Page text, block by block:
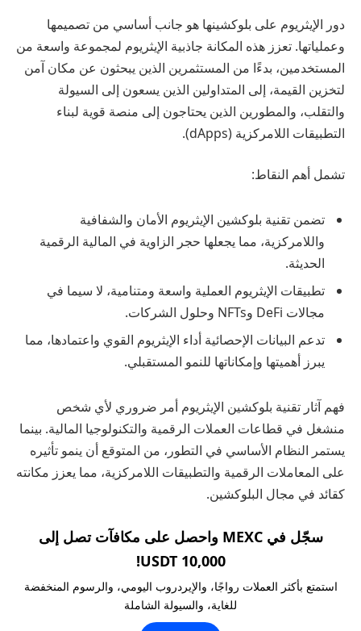
دور الإيثريوم على بلوكشينها هو جانب أساسي من تصميمها
وعملياتها. تعزز هذه المكانة جاذبية الإيثريوم لمجموعة واسعة من
المستخدمين، بدءًا من المستثمرين الذين يبحثون عن مكان آمن
لتخزين القيمة، إلى المتداولين الذين يسعون إلى السيولة
والتقلب، والمطورين الذين يحتاجون إلى منصة قوية لبناء
التطبيقات اللامركزية (dApps).
تشمل أهم النقاط:
تضمن تقنية بلوكشين الإيثريوم الأمان والشفافية
واللامركزية، مما يجعلها حجر الزاوية في المالية الرقمية
الحديثة.
تطبيقات الإيثريوم العملية واسعة ومتنامية، لا سيما في
مجالات DeFi وNFTs وحلول الشركات.
تدعم البيانات الإحصائية أداء الإيثريوم القوي واعتمادها، مما
يبرز أهميتها وإمكاناتها للنمو المستقبلي.
فهم آثار تقنية بلوكشين الإيثريوم أمر ضروري لأي شخص
منشغل في قطاعات العملات الرقمية والتكنولوجيا المالية. بينما
يستمر النظام الأساسي في التطور، من المتوقع أن ينمو تأثيره
على المعاملات الرقمية والتطبيقات اللامركزية، مما يعزز مكانته
كقائد في مجال البلوكشين.
سجّل في MEXC واحصل على مكافآت تصل إلى
10,000 USDT!
استمتع بأكثر العملات رواجًا، والإيردروب اليومي، والرسوم المنخفضة
للغاية، والسيولة الشاملة